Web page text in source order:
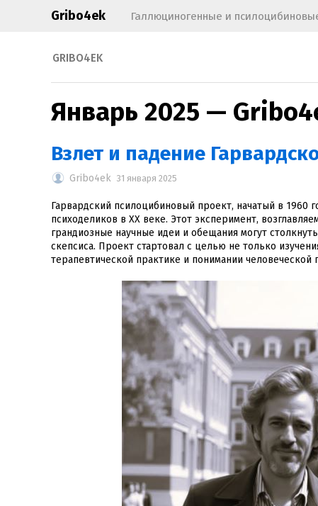
Gribo4ek Галлюциногенные и
GRIBO4EK
Январь 2025 —
Взлет и падение
Gribo4ek 31 января 2025
Гарвардский псилоцибиновый проект, начатый в 1960
психоделиков в XX веке. Этот эксперимент,
грандиозные научные идеи и обещания могут
скепсиса. Проект стартовал с целью не только
терапевтической практике и понимании человеческой